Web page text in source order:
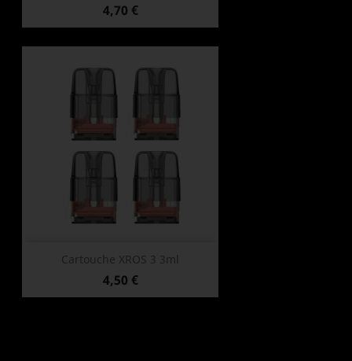
Prix
4,70 €
Cartouche XROS 3 3ml
Prix
4,50 €